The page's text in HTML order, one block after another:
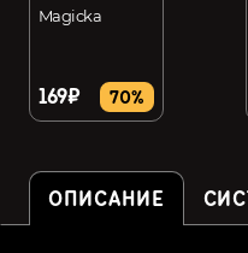
Magicka
169₽ 70%
ОПИСАНИЕ